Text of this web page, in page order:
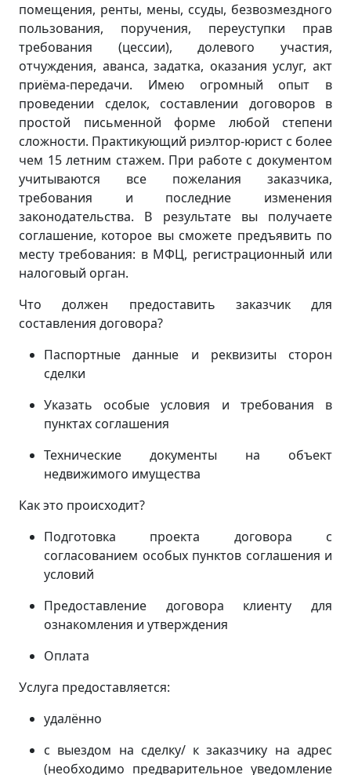
помещения, ренты, мены, ссуды, безвозмездного
пользования, поручения, переуступки прав
требования (цессии), долевого участия,
отчуждения, аванса, задатка, оказания услуг, акт
приёма-передачи. Имею огромный опыт в
проведении сделок, составлении договоров в
простой письменной форме любой степени
сложности. Практикующий риэлтор-юрист с более
чем 15 летним стажем. При работе с документом
учитываются все пожелания заказчика,
требования и последние изменения
законодательства. В результате вы получаете
соглашение, которое вы сможете предъявить по
месту требования: в МФЦ, регистрационный или
налоговый орган.
Что должен предоставить заказчик для
составления договора?
Паспортные данные и реквизиты сторон
сделки
Указать особые условия и требования в
пунктах соглашения
Технические документы на объект
недвижимого имущества
Как это происходит?
Подготовка проекта договора с
согласованием особых пунктов соглашения и
условий
Предоставление договора клиенту для
ознакомления и утверждения
Оплата
Услуга предоставляется:
удалённо
с выездом на сделку/ к заказчику на адрес
(необходимо предварительное уведомление